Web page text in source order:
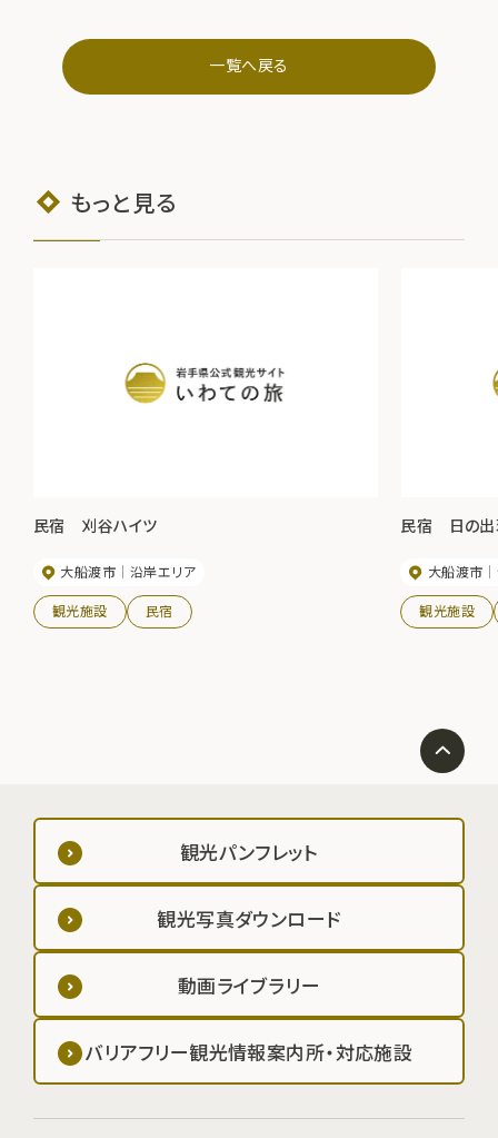
一覧へ戻る
もっと見る
民宿 刈谷ハイツ
大船渡市 沿岸エリア
観光施設 民宿
民宿 日の出
大船渡市
観光施設
観光パンフレット
観光写真ダウンロード
動画ライブラリー
バリアフリー観光情報案内所・対応施設